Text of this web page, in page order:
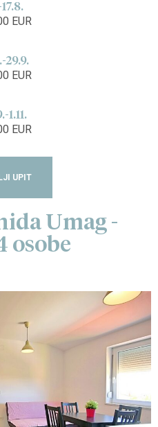
17.8.
EUR
29.9.
EUR
1.11.
EUR
UPIT
Umag -
osobe